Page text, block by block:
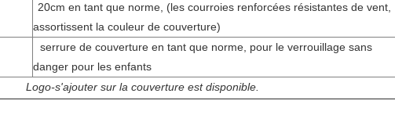
20cm en tant que norme, (les courroies renforcées résistantes de vent,
assortissent la couleur de couverture)
serrure de couverture en tant que norme, pour le verrouillage sans
danger pour les enfants
Logo-s'ajouter sur la couverture est disponible.